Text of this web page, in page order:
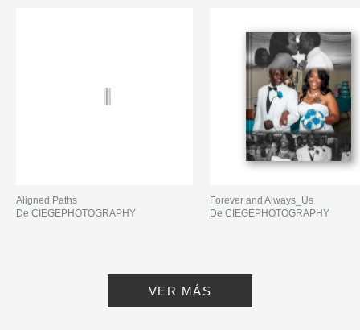
Aligned Paths
De CIEGEPHOTOGRAPHY
Forever and Always_Us
De CIEGEPHOTOGRAPHY
VER MÁS